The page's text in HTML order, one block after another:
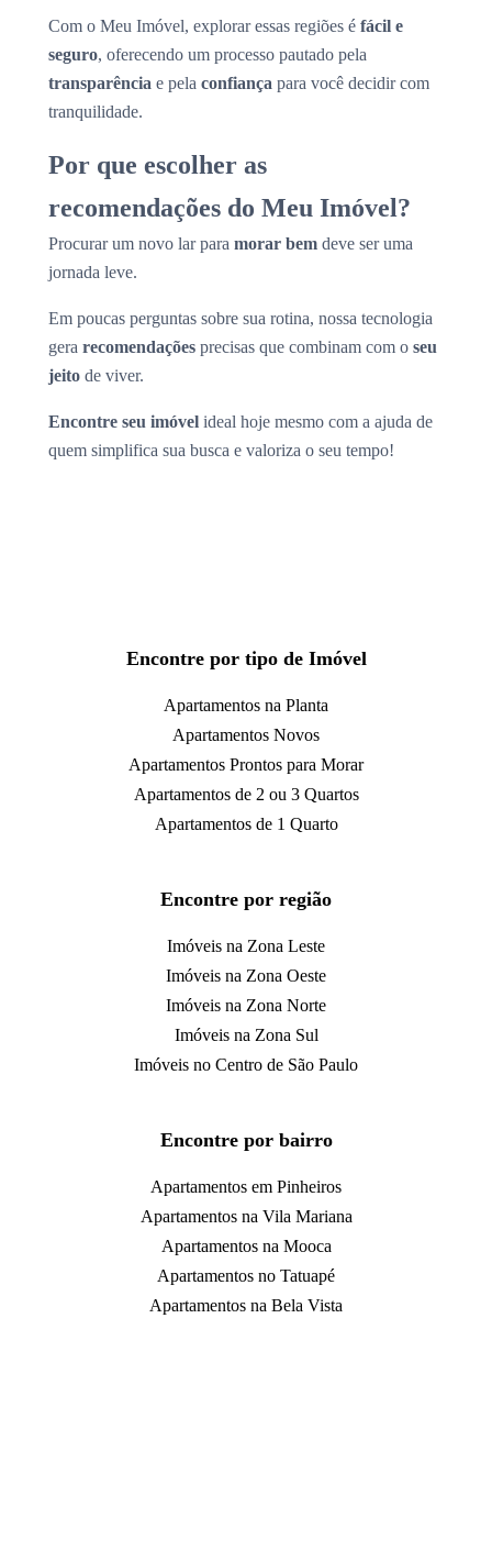
Com o Meu Imóvel, explorar essas regiões é fácil e
seguro, oferecendo um processo pautado pela
transparência e pela confiança para você decidir com
tranquilidade.
Por que escolher as
recomendações do Meu Imóvel?
Procurar um novo lar para morar bem deve ser uma
jornada leve.
Em poucas perguntas sobre sua rotina, nossa tecnologia
gera recomendações precisas que combinam com o seu
jeito de viver.
Encontre seu imóvel ideal hoje mesmo com a ajuda de
quem simplifica sua busca e valoriza o seu tempo!
Encontre por tipo de Imóvel
Apartamentos na Planta
Apartamentos Novos
Apartamentos Prontos para Morar
Apartamentos de 2 ou 3 Quartos
Apartamentos de 1 Quarto
Encontre por região
Imóveis na Zona Leste
Imóveis na Zona Oeste
Imóveis na Zona Norte
Imóveis na Zona Sul
Imóveis no Centro de São Paulo
Encontre por bairro
Apartamentos em Pinheiros
Apartamentos na Vila Mariana
Apartamentos na Mooca
Apartamentos no Tatuapé
Apartamentos na Bela Vista